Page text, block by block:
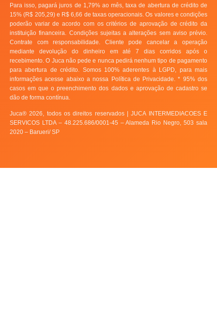
Para isso, pagará juros de 1,79% ao mês, taxa de abertura de crédito de
15% (R$ 205,29) e R$ 6,66 de taxas operacionais. Os valores e condições
poderão variar de acordo com os critérios de aprovação de crédito da
instituição financeira. Condições sujeitas a alterações sem aviso prévio.
Contrate com responsabilidade. Cliente pode cancelar a operação
mediante devolução do dinheiro em até 7 dias corridos após o
recebimento. O Juca não pede e nunca pedirá nenhum tipo de pagamento
para abertura de crédito. Somos 100% aderentes à LGPD, para mais
informações acesse abaixo a nossa Política de Privacidade. * 95% dos
casos em que o preenchimento dos dados e aprovação de cadastro se
dão de forma contínua.
Juca® 2026, todos os direitos reservados | JUCA INTERMEDIACOES E
SERVICOS LTDA – 48.225.686/0001-45 – Alameda Rio Negro, 503 sala
2020 – Barueri/ SP​